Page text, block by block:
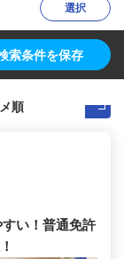
選択
索条件を保存
い！普通免許